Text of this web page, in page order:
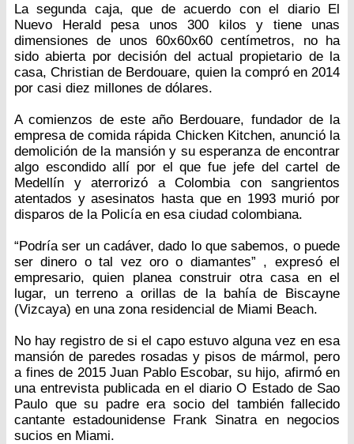
La segunda caja, que de acuerdo con el diario El
Nuevo Herald pesa unos 300 kilos y tiene unas
dimensiones de unos 60x60x60 centímetros, no ha
sido abierta por decisión del actual propietario de la
casa, Christian de Berdouare, quien la compró en 2014
por casi diez millones de dólares.
A comienzos de este año Berdouare, fundador de la
empresa de comida rápida Chicken Kitchen, anunció la
demolición de la mansión y su esperanza de encontrar
algo escondido allí por el que fue jefe del cartel de
Medellín y aterrorizó a Colombia con sangrientos
atentados y asesinatos hasta que en 1993 murió por
disparos de la Policía en esa ciudad colombiana.
“Podría ser un cadáver, dado lo que sabemos, o puede
ser dinero o tal vez oro o diamantes” , expresó el
empresario, quien planea construir otra casa en el
lugar, un terreno a orillas de la bahía de Biscayne
(Vizcaya) en una zona residencial de Miami Beach.
No hay registro de si el capo estuvo alguna vez en esa
mansión de paredes rosadas y pisos de mármol, pero
a fines de 2015 Juan Pablo Escobar, su hijo, afirmó en
una entrevista publicada en el diario O Estado de Sao
Paulo que su padre era socio del también fallecido
cantante estadounidense Frank Sinatra en negocios
sucios en Miami.